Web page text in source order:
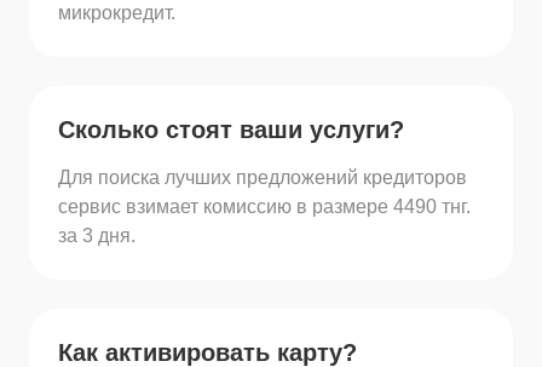
микрокредит.
Сколько стоят ваши услуги?
Для поиска лучших предложений кредиторов
сервис взимает комиссию в размере 4490 тнг.
за 3 дня.
Как активировать карту?